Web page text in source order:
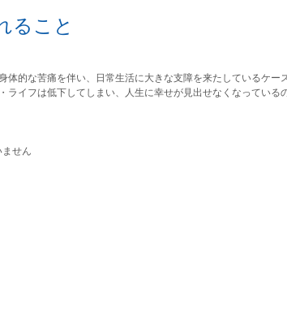
ること
体的な苦痛を伴い、日常生活に大きな支障を来たしているケー
ライフは低下してしまい、人生に幸せが見出せなくなっている
せん